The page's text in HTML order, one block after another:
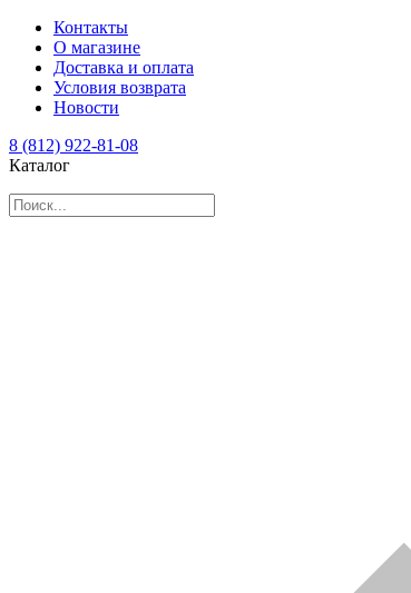
Контакты
О магазине
Доставка и оплата
Условия возврата
Новости
8 (812) 922-81-08
Каталог